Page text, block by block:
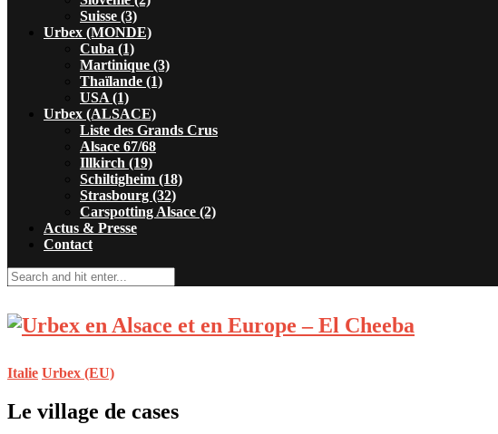
Suisse (3)
Urbex (MONDE)
Cuba (1)
Martinique (3)
Thaïlande (1)
USA (1)
Urbex (ALSACE)
Liste des Grands Crus
Alsace 67/68
Illkirch (19)
Schiltigheim (18)
Strasbourg (32)
Carspotting Alsace (2)
Actus & Presse
Contact
Italie Urbex (EU)
Le village de cases